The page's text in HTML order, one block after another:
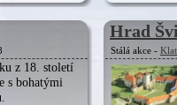
z 18. století
s bohatými
Hrad
Stálá akce -